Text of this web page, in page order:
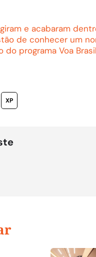
e acabaram
de conhecer um
programa Voa Brasil
XP